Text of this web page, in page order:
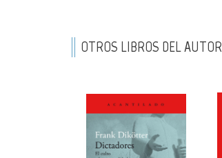
OTROS LIBROS DEL AUTOR